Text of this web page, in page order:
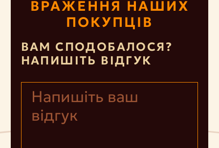
ВРАЖЕННЯ НАШИХ
ПОКУПЦІВ
ВАМ СПОДОБАЛОСЯ?
НАПИШІТЬ ВІДГУК